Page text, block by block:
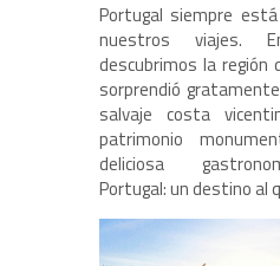
Portugal siempre
nuestros viajes.
descubrimos la región
sorprendió
salvaje costa
patrimonio
deliciosa
Portugal: un destino al